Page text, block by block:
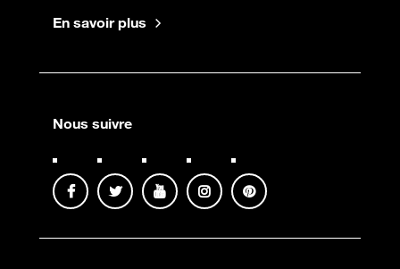
En savoir plus
Nous suivre